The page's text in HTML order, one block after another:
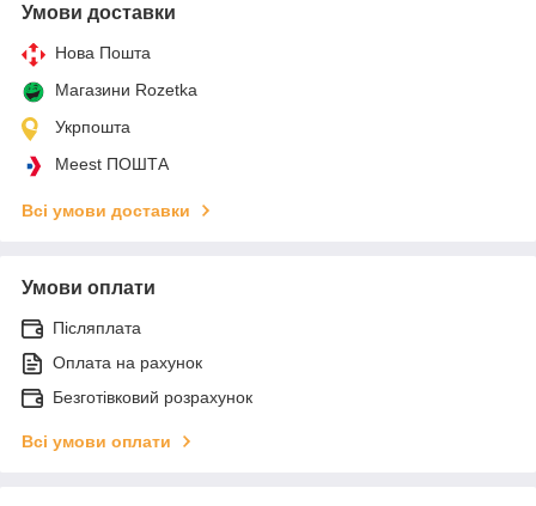
Умови доставки
Нова Пошта
Магазини Rozetka
Укрпошта
Meest ПОШТА
Всі умови доставки
Умови оплати
Післяплата
Оплата на рахунок
Безготівковий розрахунок
Всі умови оплати